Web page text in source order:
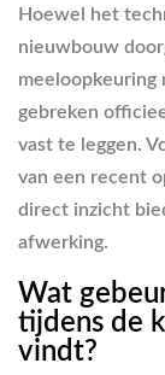
Hoewel het
nieuwbouw
meeloopkeuring
gebreken
vast te leggen.
van een recent
direct inzicht
afwerking.
Wat
tijdens de
vindt?